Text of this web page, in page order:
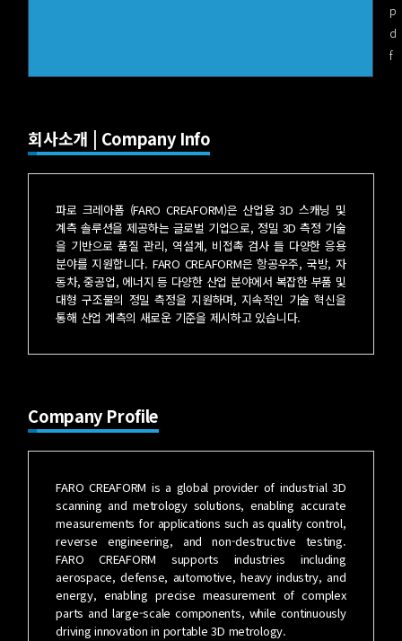
p
d
f
회사소개 | Company Info
파로 크레아폼 (FARO CREAFORM)은 산업용 3D 스캐닝 및
계측 솔루션을 제공하는 글로벌 기업으로, 정밀 3D 측정 기술
을 기반으로 품질 관리, 역설계, 비접촉 검사 들 다양한 응용
분야를 지원합니다. FARO CREAFORM은 항공우주, 국방, 자
동차, 중공업, 에너지 등 다양한 산업 분야에서 복잡한 부품 및
대형 구조물의 정밀 측정을 지원하며, 지속적인 기술 혁신을
통해 산업 계측의 새로운 기준을 제시하고 있습니다.
Company Profile
FARO CREAFORM is a global provider of industrial 3D
scanning and metrology solutions, enabling accurate
measurements for applications such as quality control,
reverse engineering, and non-destructive testing.
FARO CREAFORM supports industries including
aerospace, defense, automotive, heavy industry, and
energy, enabling precise measurement of complex
parts and large-scale components, while continuously
driving innovation in portable 3D metrology.